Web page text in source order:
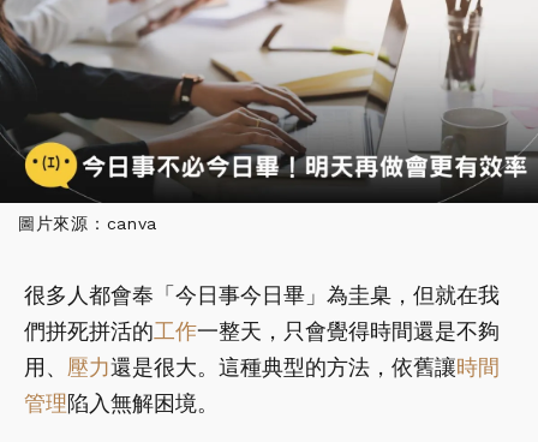
圖片來源：canva
很多人都會奉「今日事今日畢」為圭臬，但就在我
們拼死拼活的工作一整天，只會覺得時間還是不夠
用、 壓力還是很大。這種典型的方法，依舊讓時間
管理陷入無解困境。